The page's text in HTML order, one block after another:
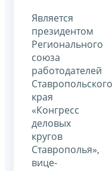
Является
президентом
Регионального
союза
работодателей
Ставропольского
края
«Конгресс
деловых
кругов
Ставрополья»,
вице-